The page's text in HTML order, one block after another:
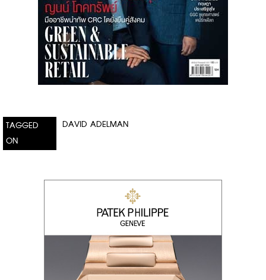
TAGGED
ON
DAVID ADELMAN